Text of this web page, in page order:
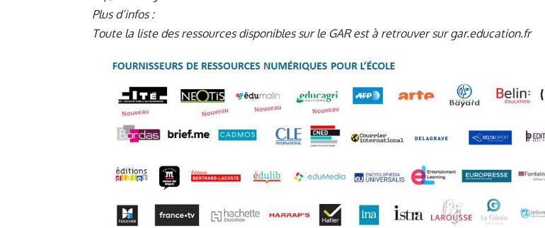
Plus d’infos :
Toute la liste des ressources disponibles sur le GAR est à retrouver surgar.education.fr